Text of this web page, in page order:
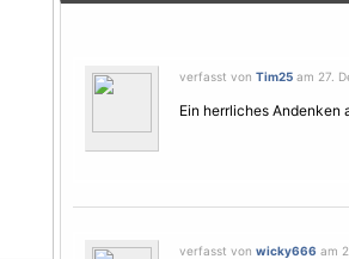
verfasst von Tim25 am 27.
Ein herrliches Andenken
verfasst von wicky666 am